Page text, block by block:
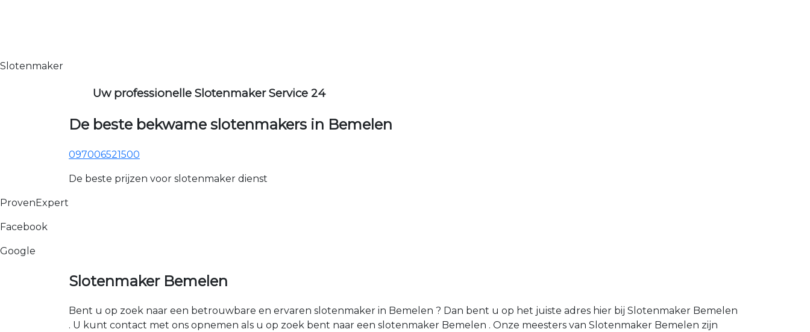
Slotenmaker
Uw professionelle Slotenmaker Service 24
De beste bekwame slotenmakers in Bemelen
097006521500
De beste prijzen voor slotenmaker dienst
ProvenExpert
Facebook
Google
Slotenmaker Bemelen
Bent u op zoek naar een betrouwbare en ervaren slotenmaker in Bemelen ? Dan bent u op het juiste adres hier bij Slotenmaker Bemelen
. U kunt contact met ons opnemen als u op zoek bent naar een slotenmaker Bemelen . Onze meesters van Slotenmaker Bemelen zijn